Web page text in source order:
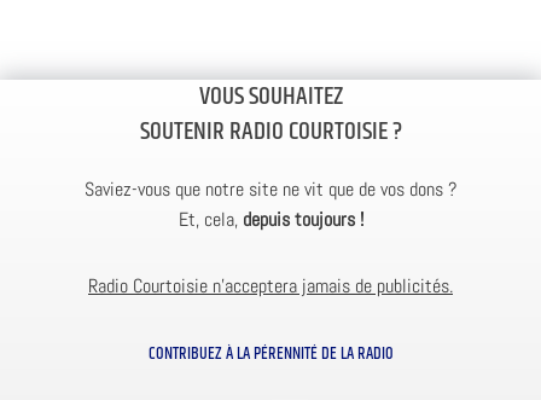
VOUS SOUHAITEZ
SOUTENIR RADIO COURTOISIE ?
Saviez-vous que notre site ne vit que de vos dons ?
Et, cela, depuis toujours !
Radio Courtoisie n’acceptera jamais de publicités.
CONTRIBUEZ À LA PÉRENNITÉ DE LA RADIO